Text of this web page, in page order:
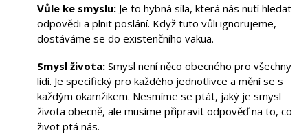
Vůle ke smyslu: Je to hybná síla, která nás nutí hledat
odpovědi a plnit poslání. Když tuto vůli ignorujeme,
dostáváme se do existenčního vakua.
Smysl života: Smysl není něco obecného pro všechny
lidi. Je specifický pro každého jednotlivce a mění se s
každým okamžikem. Nesmíme se ptát, jaký je smysl
života obecně, ale musíme připravit odpověď na to, co
život ptá nás.